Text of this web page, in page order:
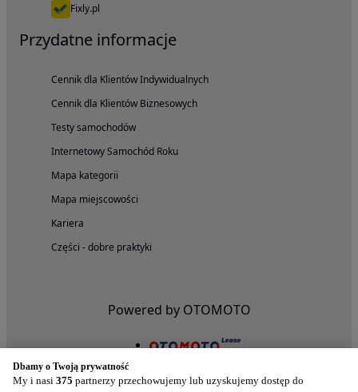
Fixly.pl
Przydatne informacje
Cennik dla Klientów Indywidualnych
Cennik dla Klientów Biznesowych
Testy samochodów
Internetowy Samochód Roku
Mapa kategorii
Mapa miejscowości
Kariera
Części - dobre praktyki
Powered by OTOMOTO
Dbamy o Twoją prywatność
My i nasi 375 partnerzy przechowujemy lub uzyskujemy dostęp do